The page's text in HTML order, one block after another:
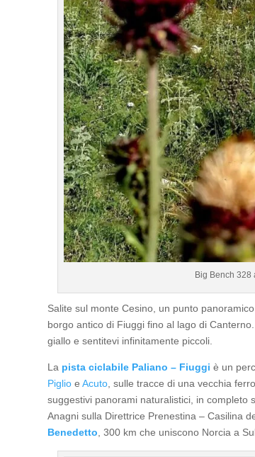
Big Bench 328
Salite sul monte Cesino, un punto
borgo antico di Fiuggi fino al lago di
giallo e sentitevi infinitamente piccoli.
La pista ciclabile Paliano – Fiuggi è un
Piglio eAcuto , sulle tracce di una vecchia
suggestivi panorami naturalistici, in completo
Anagni sulla Direttrice Prenestina – Casilina
Benedetto , 300 km che uniscono Norcia a